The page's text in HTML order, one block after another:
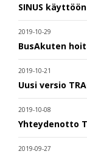
SINUS
2019-10-29
BusAkuten
2019-10-21
Uusi versio
2019-10-08
Yhteydenotto
2019-09-27